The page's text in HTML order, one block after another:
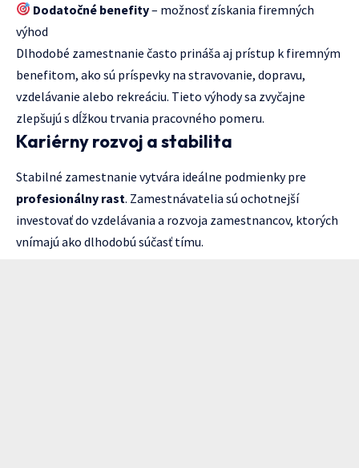
Dodatočné benefity– možnosť získania firemných
výhod
Dlhodobé zamestnanie často prináša aj prístup k firemným
benefitom, ako sú príspevky na stravovanie, dopravu,
vzdelávanie alebo rekreáciu. Tieto výhody sa zvyčajne
zlepšujú s dĺžkou trvania pracovného pomeru.
Kariérny rozvoj a stabilita
Stabilné zamestnanie vytvára ideálne podmienky pre
profesionálny rast. Zamestnávatelia sú ochotnejší
investovať do vzdelávania a rozvoja zamestnancov, ktorých
vnímajú ako dlhodobú súčasť tímu.